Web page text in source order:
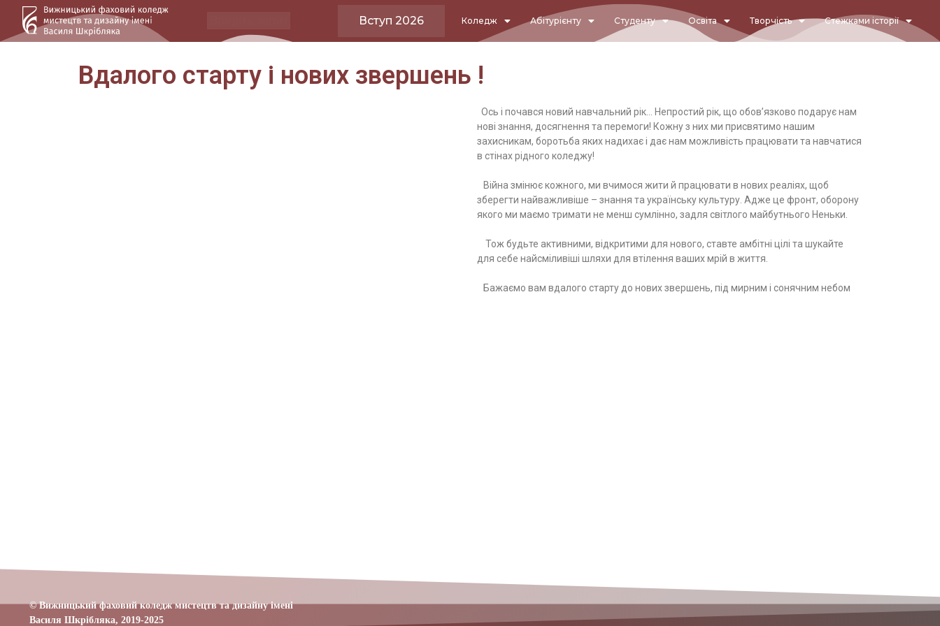
Вступ 2026 Коледж Абітурієнту Студенту Освіта Творчість Стежками історії
Вдалого старту і нових звершень !
Ось і почався новий навчальний рік… Непростий рік, що обов’язково подарує нам
нові знання, досягнення та перемоги! Кожну з них ми присвятимо нашим
захисникам, боротьба яких надихає і дає нам можливість працювати та навчатися
в стінах рідного коледжу!
Війна змінює кожного, ми вчимося жити й працювати в нових реаліях, щоб
зберегти найважливіше – знання та українську культуру. Адже це фронт, оборону
якого ми маємо тримати не менш сумлінно, задля світлого майбутнього Неньки.
Тож будьте активними, відкритими для нового, ставте амбітні цілі та шукайте
для себе найсміливіші шляхи для втілення ваших мрій в життя.
Бажаємо вам вдалого старту до нових звершень, під мирним і сонячним небом
© Вижницький фаховий коледж мистецтв та дизайну імені
Василя Шкрібляка, 2019-2025